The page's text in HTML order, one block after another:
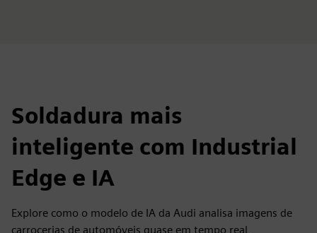
Soldadura mais
inteligente com Industrial
Edge e IA
Explore como o modelo de IA da Audi analisa imagens de
carrocerias de automóveis quase em tempo real,